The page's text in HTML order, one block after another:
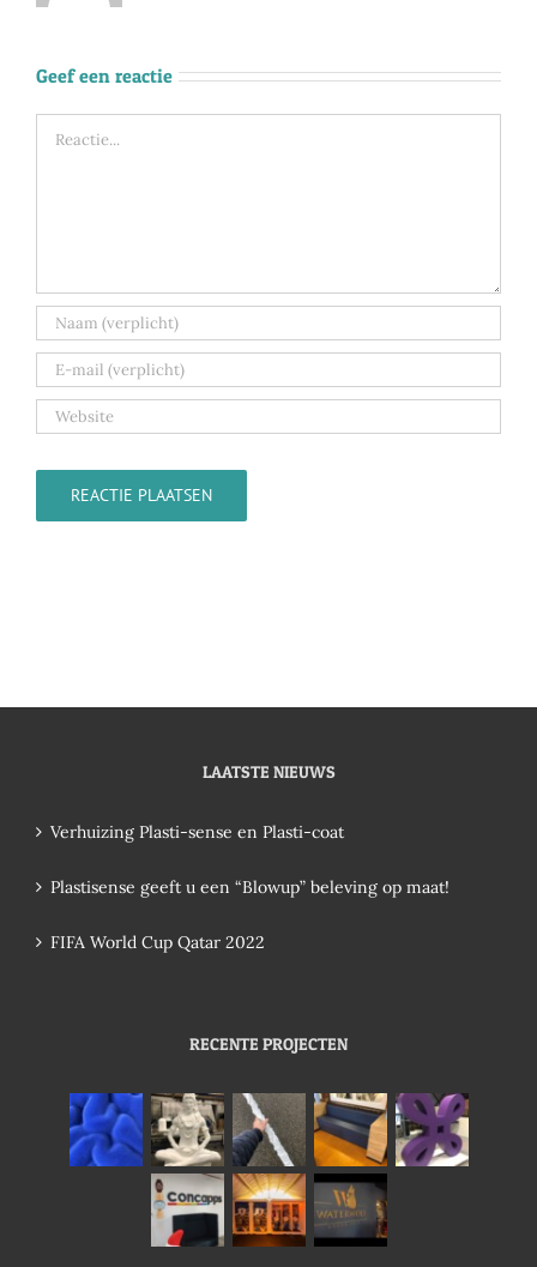
Geef een reactie
LAATSTE NIEUWS
Verhuizing Plasti-sense en Plasti-coat
Plastisense geeft u een “Blowup” beleving op maat!
FIFA World Cup Qatar 2022
RECENTE PROJECTEN